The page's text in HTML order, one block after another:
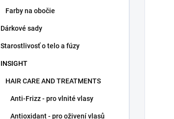
Farby na obočie
Dárkové sady
Starostlivosť o telo a fúzy
INSIGHT
HAIR CARE AND TREATMENTS
Anti-Frizz - pro vlnité vlasy
Antioxidant - pro oživení vlasů